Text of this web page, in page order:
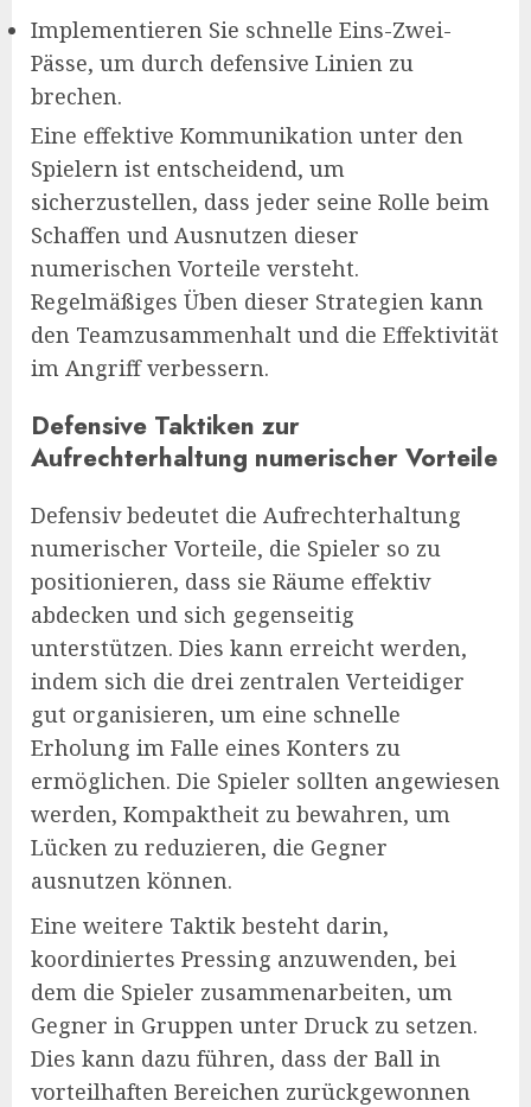
Implementieren Sie schnelle Eins-Zwei-
Pässe, um durch defensive Linien zu
brechen.
Eine effektive Kommunikation unter den
Spielern ist entscheidend, um
sicherzustellen, dass jeder seine Rolle beim
Schaffen und Ausnutzen dieser
numerischen Vorteile versteht.
Regelmäßiges Üben dieser Strategien kann
den Teamzusammenhalt und die Effektivität
im Angriff verbessern.
Defensive Taktiken zur
Aufrechterhaltung numerischer Vorteile
Defensiv bedeutet die Aufrechterhaltung
numerischer Vorteile, die Spieler so zu
positionieren, dass sie Räume effektiv
abdecken und sich gegenseitig
unterstützen. Dies kann erreicht werden,
indem sich die drei zentralen Verteidiger
gut organisieren, um eine schnelle
Erholung im Falle eines Konters zu
ermöglichen. Die Spieler sollten angewiesen
werden, Kompaktheit zu bewahren, um
Lücken zu reduzieren, die Gegner
ausnutzen können.
Eine weitere Taktik besteht darin,
koordiniertes Pressing anzuwenden, bei
dem die Spieler zusammenarbeiten, um
Gegner in Gruppen unter Druck zu setzen.
Dies kann dazu führen, dass der Ball in
vorteilhaften Bereichen zurückgewonnen